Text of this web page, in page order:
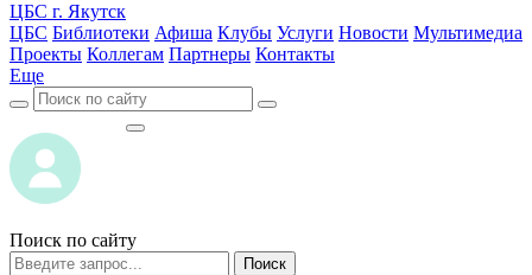
ЦБС г. Якутск
ЦБС Библиотеки Афиша Клубы Услуги Новости Мультимедиа
Проекты Коллегам Партнеры Контакты
Еще
Поиск по сайту
Поиск